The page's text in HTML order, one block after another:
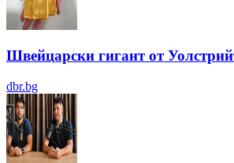
Швейцарски гигант от
dbr.bg